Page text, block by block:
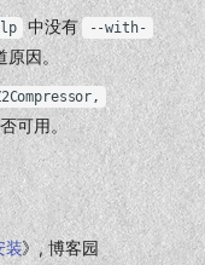
中没有 --with-
原因。
可用。
装》, 博客园